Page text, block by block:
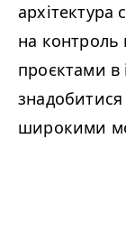
архітектура
на контроль
проєктами
широкими